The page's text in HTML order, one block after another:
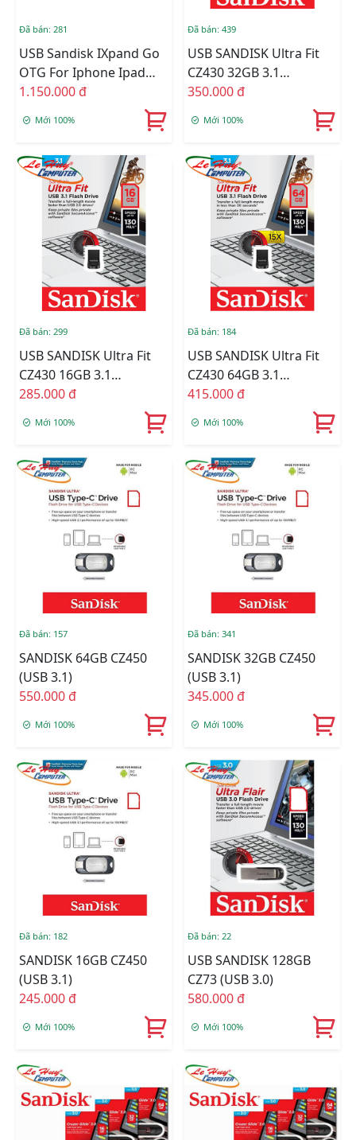
Đã bán: 281
USB Sandisk IXpand Go
OTG For Iphone Ipad
128GB SDIX60N-128G-
1.150.000 đ
Mới 100%
Đã bán: 439
USB SANDISK Ultra Fit
CZ430 32GB 3.1
SDCZ430-032G-G46
350.000 đ
Mới 100%
Đã bán: 299
USB SANDISK Ultra Fit
CZ430 16GB 3.1
SDCZ430-016G-G46
285.000 đ
Mới 100%
Đã bán: 184
USB SANDISK Ultra Fit
CZ430 64GB 3.1
SDCZ430-064G-G46
415.000 đ
Mới 100%
Đã bán: 157
SANDISK 64GB CZ450
(USB 3.1)
550.000 đ
Mới 100%
Đã bán: 341
SANDISK 32GB CZ450
(USB 3.1)
345.000 đ
Mới 100%
Đã bán: 182
SANDISK 16GB CZ450
(USB 3.1)
245.000 đ
Mới 100%
Đã bán: 22
USB SANDISK 128GB
CZ73 (USB 3.0)
580.000 đ
Mới 100%